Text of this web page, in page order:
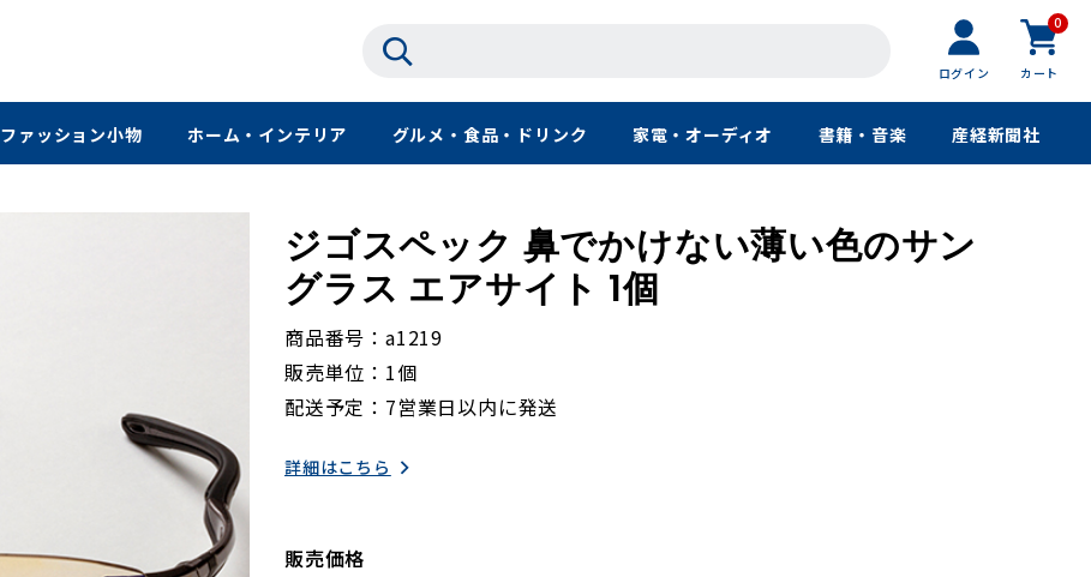
ログイン
0
カート
ファッション小物 ホーム・インテリア グルメ・食品・ドリンク 家電・オーディオ 書籍・音楽 産経新聞社
ジゴスペック 鼻でかけない薄い色のサン
グラス エアサイト 1個
商品番号
a1219
販売単位
1個
配送予定
7営業日以内に発送
詳細はこちら
販売価格